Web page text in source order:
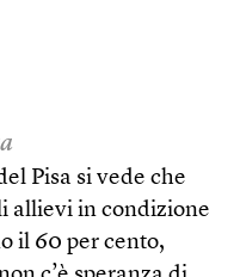
Pisa si vede che
allievi in condizione
il 60 per cento,